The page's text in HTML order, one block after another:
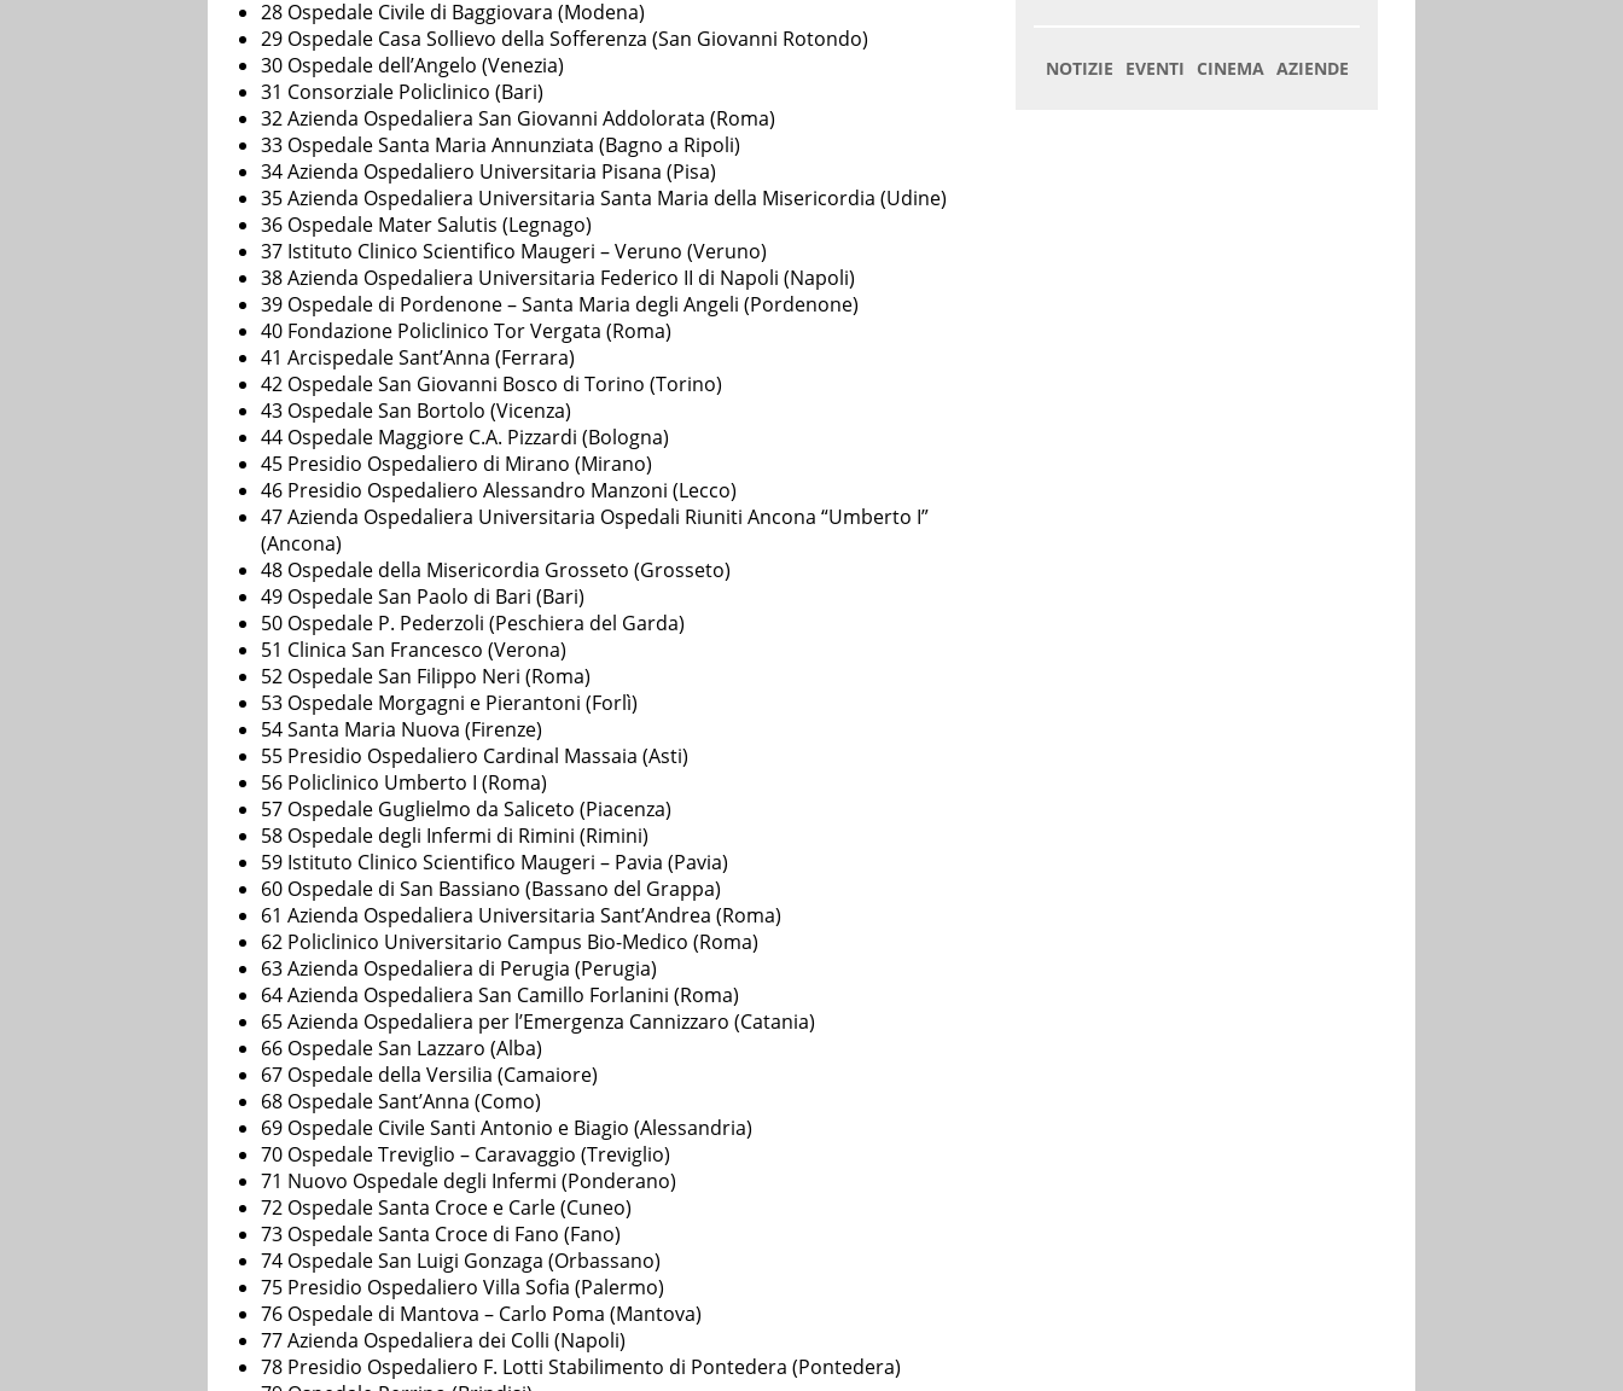
28 Ospedale Civile di Baggiovara (Modena)
29 Ospedale Casa Sollievo della Sofferenza (San Giovanni Rotondo)
30 Ospedale dell’Angelo (Venezia)
31 Consorziale Policlinico (Bari)
32 Azienda Ospedaliera San Giovanni Addolorata (Roma)
33 Ospedale Santa Maria Annunziata (Bagno a Ripoli)
34 Azienda Ospedaliero Universitaria Pisana (Pisa)
35 Azienda Ospedaliera Universitaria Santa Maria della Misericordia (Udine)
36 Ospedale Mater Salutis (Legnago)
37 Istituto Clinico Scientifico Maugeri – Veruno (Veruno)
38 Azienda Ospedaliera Universitaria Federico II di Napoli (Napoli)
39 Ospedale di Pordenone – Santa Maria degli Angeli (Pordenone)
40 Fondazione Policlinico Tor Vergata (Roma)
41 Arcispedale Sant’Anna (Ferrara)
42 Ospedale San Giovanni Bosco di Torino (Torino)
43 Ospedale San Bortolo (Vicenza)
44 Ospedale Maggiore C.A. Pizzardi (Bologna)
45 Presidio Ospedaliero di Mirano (Mirano)
46 Presidio Ospedaliero Alessandro Manzoni (Lecco)
47 Azienda Ospedaliera Universitaria Ospedali Riuniti Ancona “Umberto I”
(Ancona)
48 Ospedale della Misericordia Grosseto (Grosseto)
49 Ospedale San Paolo di Bari (Bari)
50 Ospedale P. Pederzoli (Peschiera del Garda)
51 Clinica San Francesco (Verona)
52 Ospedale San Filippo Neri (Roma)
53 Ospedale Morgagni e Pierantoni (Forlì)
54 Santa Maria Nuova (Firenze)
55 Presidio Ospedaliero Cardinal Massaia (Asti)
56 Policlinico Umberto I (Roma)
57 Ospedale Guglielmo da Saliceto (Piacenza)
58 Ospedale degli Infermi di Rimini (Rimini)
59 Istituto Clinico Scientifico Maugeri – Pavia (Pavia)
60 Ospedale di San Bassiano (Bassano del Grappa)
61 Azienda Ospedaliera Universitaria Sant’Andrea (Roma)
62 Policlinico Universitario Campus Bio-Medico (Roma)
63 Azienda Ospedaliera di Perugia (Perugia)
64 Azienda Ospedaliera San Camillo Forlanini (Roma)
65 Azienda Ospedaliera per l’Emergenza Cannizzaro (Catania)
66 Ospedale San Lazzaro (Alba)
67 Ospedale della Versilia (Camaiore)
68 Ospedale Sant’Anna (Como)
69 Ospedale Civile Santi Antonio e Biagio (Alessandria)
70 Ospedale Treviglio – Caravaggio (Treviglio)
71 Nuovo Ospedale degli Infermi (Ponderano)
72 Ospedale Santa Croce e Carle (Cuneo)
73 Ospedale Santa Croce di Fano (Fano)
74 Ospedale San Luigi Gonzaga (Orbassano)
75 Presidio Ospedaliero Villa Sofia (Palermo)
76 Ospedale di Mantova – Carlo Poma (Mantova)
77 Azienda Ospedaliera dei Colli (Napoli)
78 Presidio Ospedaliero F. Lotti Stabilimento di Pontedera (Pontedera)